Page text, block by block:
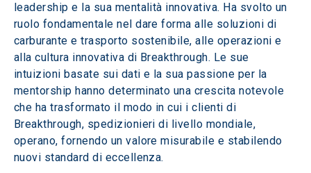
leadership e la sua mentalità innovativa. Ha svolto un
ruolo fondamentale nel dare forma alle soluzioni di
carburante e trasporto sostenibile, alle operazioni e
alla cultura innovativa di Breakthrough. Le sue
intuizioni basate sui dati e la sua passione per la
mentorship hanno determinato una crescita notevole
che ha trasformato il modo in cui i clienti di
Breakthrough, spedizionieri di livello mondiale,
operano, fornendo un valore misurabile e stabilendo
nuovi standard di eccellenza.